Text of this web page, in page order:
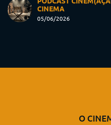
CINEMA
05/06/2026
O